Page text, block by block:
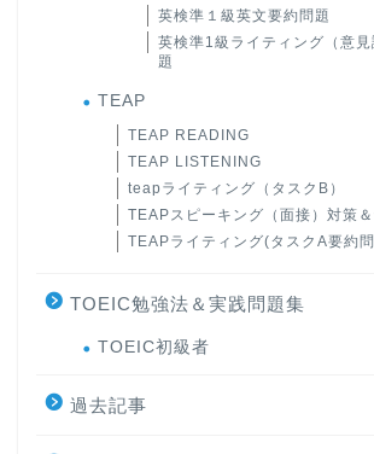
英検準１級英文要約問題
英検準1級ライティング（意
題
TEAP
TEAP READING
TEAP LISTENING
teapライティング（タスクB）
TEAPスピーキング（面接）対策
TEAPライティング(タスクA要約問
TOEIC勉強法＆実践問題集
TOEIC初級者
過去記事